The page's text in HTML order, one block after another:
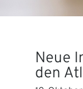
Neue
den